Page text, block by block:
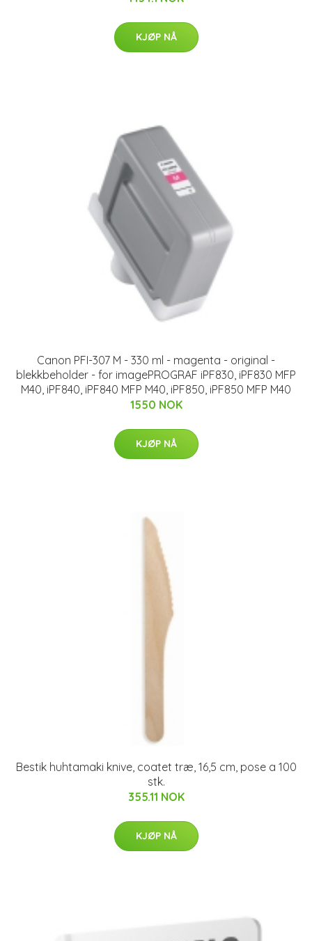
KJØP NÅ
Canon PFI-307 M - 330 ml - magenta - original -
blekkbeholder - for imagePROGRAF iPF830, iPF830 MFP
M40, iPF840, iPF840 MFP M40, iPF850, iPF850 MFP M40
1550 NOK
KJØP NÅ
Bestik huhtamaki knive, coatet træ, 16,5 cm, pose a 100
stk.
355.11 NOK
KJØP NÅ